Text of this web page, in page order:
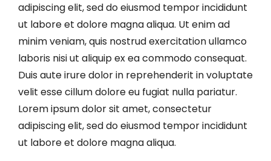
adipiscing elit, sed do eiusmod tempor incididunt
ut labore et dolore magna aliqua. Ut enim ad
minim veniam, quis nostrud exercitation ullamco
laboris nisi ut aliquip ex ea commodo consequat.
Duis aute irure dolor in reprehenderit in voluptate
velit esse cillum dolore eu fugiat nulla pariatur.
Lorem ipsum dolor sit amet, consectetur
adipiscing elit, sed do eiusmod tempor incididunt
ut labore et dolore magna aliqua.